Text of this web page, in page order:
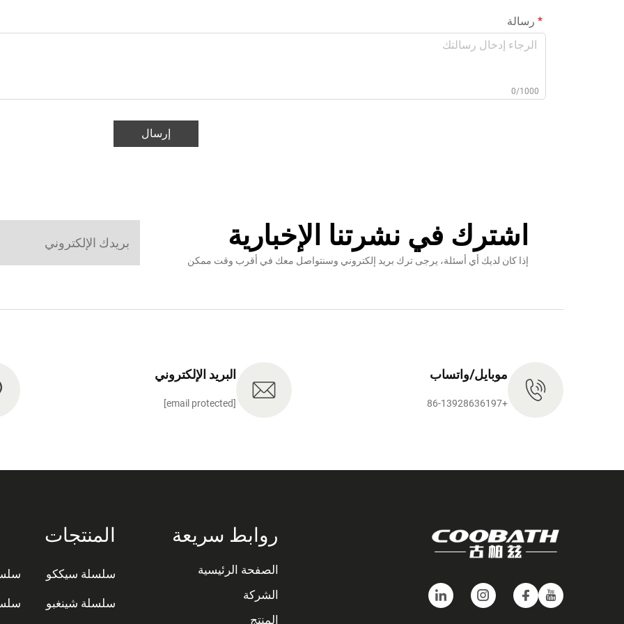
رسالة
0/1000
إرسال
اشترك في نشرتنا الإخبارية
إذا كان لديك أي أسئلة، يرجى ترك بريد إلكتروني وسنتواصل معك في أقرب وقت ممكن
موبايل/واتساب
+86-13928636197
البريد الإلكتروني
[email protected]
روابط سريعة
الصفحة الرئيسية
الشركة
المنتج
المنتجات
سلسلة سيككو
سلسلة شينغبو